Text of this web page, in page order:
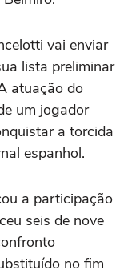
vai enviar
lista preliminar
atuação do
um jogador
a torcida
espanhol.
a participação
seis de nove
no fim